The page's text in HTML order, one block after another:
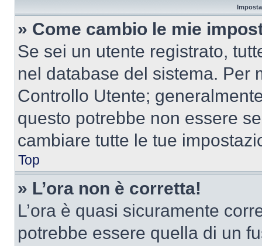
» Come cambio le mie
Se sei un utente registrato,
nel database del sistema. Per
Controllo Utente;
questo potrebbe non essere
cambiare tutte le tue
Top
» L’ora non è corretta!
L’ora è quasi sicuramente
potrebbe essere quella di un